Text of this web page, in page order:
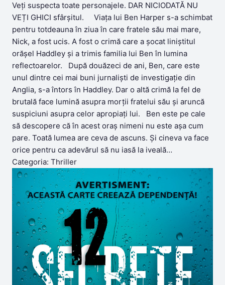
Veți suspecta toate personajele. DAR NICIODATĂ NU
VEȚI GHICI sfârșitul. Viața lui Ben Harper s-a schimbat
pentru totdeauna în ziua în care fratele său mai mare,
Nick, a fost ucis. A fost o crimă care a șocat liniștitul
orășel Haddley și a trimis familia lui Ben în lumina
reflectoarelor. După douăzeci de ani, Ben, care este
unul dintre cei mai buni jurnaliști de investigație din
Anglia, s-a întors în Haddley. Dar o altă crimă la fel de
brutală face lumină asupra morții fratelui său și aruncă
suspiciuni asupra celor apropiați lui. Ben este pe cale
să descopere că în acest oraș nimeni nu este așa cum
pare. Toată lumea are ceva de ascuns. Și cineva va face
orice pentru ca adevărul să nu iasă la iveală…
Categoria: Thriller